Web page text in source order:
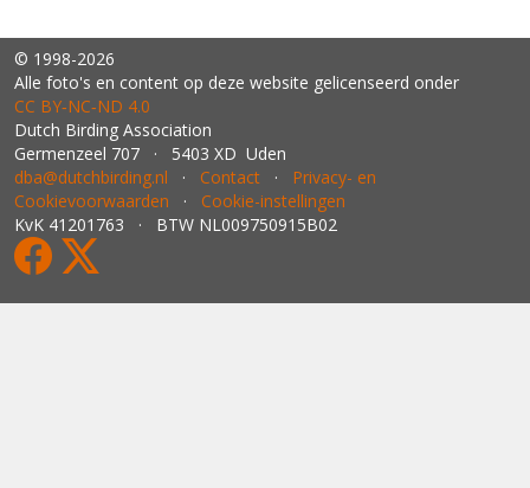
© 1998-2026
Alle foto's en content op deze website gelicenseerd onder
CC BY‑NC‑ND 4.0
Dutch Birding Association
Germenzeel 707 · 5403 XD Uden
dba@dutchbirding.nl · Contact · Privacy- en
Cookievoorwaarden · Cookie-instellingen
KvK 41201763 · BTW NL009750915B02